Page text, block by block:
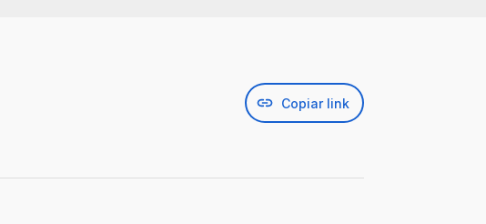
Copiar link